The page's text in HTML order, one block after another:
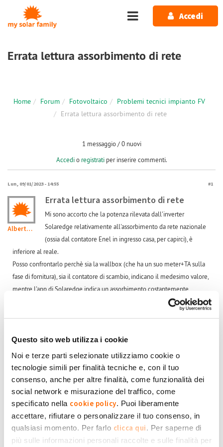
Questo sito web utilizza i cookie
Noi e terze parti selezionate utilizziamo cookie o
tecnologie simili per finalità tecniche e, con il tuo
consenso, anche per altre finalità, come funzionalità dei
social network e misurazione del traffico, come
specificato nella cookie policy . Puoi liberamente
accettare, rifiutare o personalizzare il tuo consenso, in
qualsiasi momento. Per farlo clicca qui . Per saperne di
più sulle informazioni personali raccolte e sulle finalità per
Salta al contenuto principale
Accedi
Errata lettura assorbimento di rete
Home Forum Fotovoltaico
Problemi tecnici impianto FV
Errata lettura assorbimento di rete
1 messaggio / 0 nuovi
Accedio registratiper inserire commenti.
Lun, 09/01/2023 - 14:55 #1
Alberto228
Errata lettura assorbimento di rete
Mi sono accorto che la potenza rilevata dall'inverter
Solaredge relativamente all'assorbimento da rete nazionale
(ossia dal contatore Enel in ingresso casa, per capirci), è
inferiore al reale.
Posso confrontarlo perchè sia la wallbox (che ha un suo meter+TA sulla
fase di fornitura), sia il contatore di scambio, indicano il medesimo valore,
mentre l'app di Solaredge indica un assorbimento costantemente
Ad esempio, se la casa assorbe 4kW, e non c'è produzione FTV (di notte, a
Mi sono accorto di questa cosa quando carico l'auto elettrica, perchè la
wallbox ha un assorbimento ben preciso (ad esempio 16A=3.4kW circa),
e l'assorbimento di rete indicato da Solaredge è ad esempio di 2.5kW
(quindi inferiore a quello indicato dalla wallbox, dal contatore Enel e
anche dall'automobile stessa). Tenendo quindi monitorati altri carichi noti,
ho visto che c'è sempre questa discrepanza.
Nell'inverter Solaredge è configurabile il rapporto del TA utilizzato (visto